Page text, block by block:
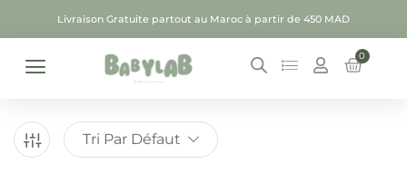
Livraison Gratuite partout au Maroc à partir de 450 MAD
0
Tri Par Défaut